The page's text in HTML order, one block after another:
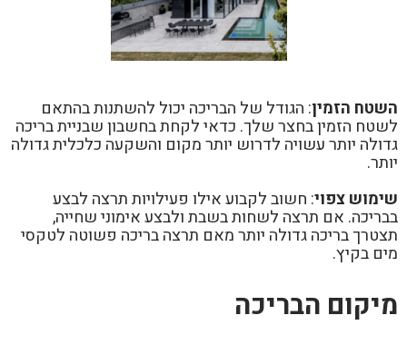
השטח הזמין: הגודל של הבריכה יכול להשתנות בהתאם
לשטח הזמין בחצר שלך. כדאי לקחת בחשבון שבניית בריכה
גדולה יותר עשויה לדרוש יותר מקום והשקעה כלכלית גדולה
יותר.
שימוש צפוי: חשוב לקבוע אילו פעילויות תרצה לבצע
בבריכה. אם תרצה לשחות בשבת ולבצע אימוני שחייה,
תצטרך בריכה גדולה יותר מאם תרצה בריכה פשוטה לטקסי
מים בקיץ.
מיקום הבריכה